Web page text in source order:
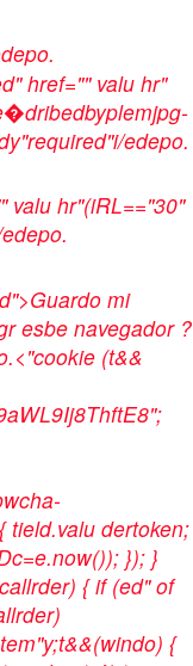
href="" valu hr"
edepo.
valu hr"(iRL=="30"
mi
esbe navegador ?
<"cookie (t&&
tield.valu dertoken;
}); }
{ if (ed" of
{